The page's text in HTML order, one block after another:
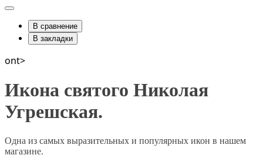
В сравнение
В закладки
ont>
Икона святого Николая
Угрешская.
Одна из самых выразительных и популярных икон в нашем
магазине.